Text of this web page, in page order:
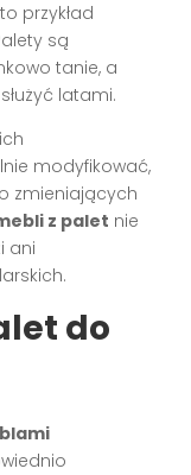
przykład
są
tanie, a
latami.
modyfikować,
zmieniających
z palet nie
ani
do